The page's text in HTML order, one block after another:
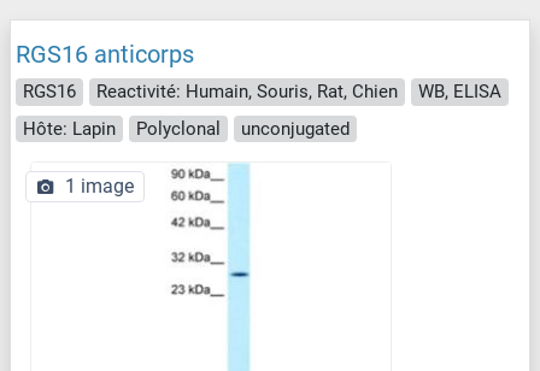
RGS16 anticorps
RGS16 Reactivité: Humain, Souris, Rat, Chien
WB, ELISA
Hôte: Lapin
Polyclonal unconjugated
1 image